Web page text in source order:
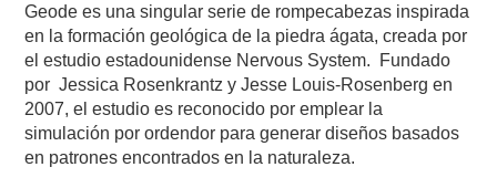
Geode es una singular serie de rompecabezas inspirada
en la formación geológica de la piedra ágata, creada por
el estudio estadounidense Nervous System. Fundado
por Jessica Rosenkrantz y Jesse Louis-Rosenberg en
2007, el estudio es reconocido por emplear la
simulación por ordendor para generar diseños basados
en patrones encontrados en la naturaleza.